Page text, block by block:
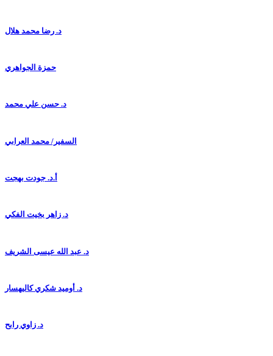
د. رضا محمد هلال
حمزة الجواهري
د. حسن علي محمد
السفير/ محمد العرابي
أ.د. جودت بهجت
د. زاهر بخيت الفكي
د. عبد الله عيسى الشريف
د. أوميد شكري كاليهسار
د. زاوي رابح